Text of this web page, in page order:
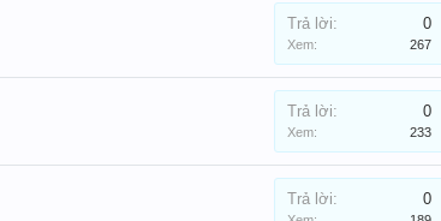
Trả lời: 0
Xem: 267
Trả lời: 0
Xem: 233
Trả lời: 0